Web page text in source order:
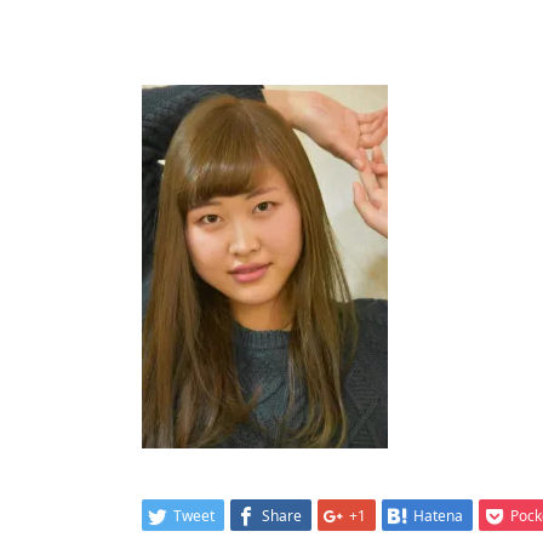
Tweet Share +1 Hatena